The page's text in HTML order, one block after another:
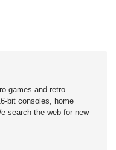
games and retro
bit consoles, home
search the web for new